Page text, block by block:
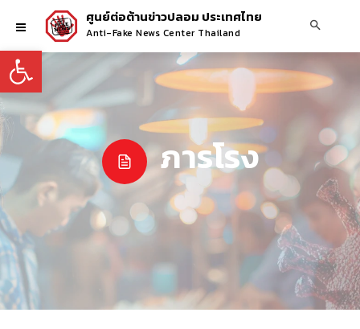
Open toolbar
ศูนย์ต่อต้านข่าวปลอม ประเทศไทย
Anti-Fake News Center Thailand
ภารโรง